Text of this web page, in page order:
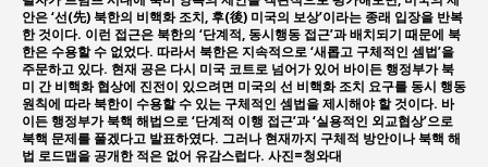
안은 ‘선(先) 북한의 비핵화 조치, 후(後) 미국의 보상’이라는 종래 입장을 반복
한 것이다. 이런 접근은 북한의 ‘단계적, 동시행동 접근’과 배치되기 때문에 북
한은 수용할 수 없었다. 따라서 북한은 지속적으로 ‘새롭고 구체적인 셈법’을
주문하고 있다. 현재 공은 다시 미국 코트로 넘어가 있어 바이든 행정부가 북
미 간 비핵화 협상에 진전이 있으려면 미국의 선 비핵화 조치 요구를 동시 행동
원칙에 따라 북한이 수용할 수 있는 구체적인 셈법을 제시해야 할 것이다. 바
이든 행정부가 북핵 해법으로 ‘단계적 이행 접근’과 ‘실용적인 외교협상’으로
북핵 문제를 풀겠다고 발표하였다. 그러나 현재까지 구체적 방안이나 북핵 해
법 로드맵을 공개한 적은 없어 유감스럽다. 사진=청와대